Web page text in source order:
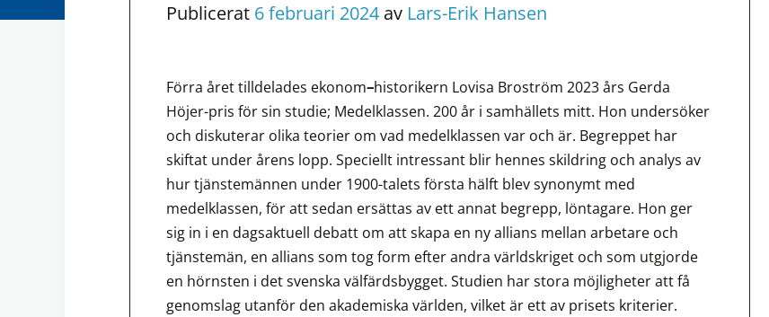
Publicerat 6 februari 2024 av Lars-Erik Hansen
Förra året tilldelades ekonom–historikern Lovisa Broström 2023 års Gerda
Höjer-pris för sin studie; Medelklassen. 200 år i samhällets mitt. Hon undersöker
och diskuterar olika teorier om vad medelklassen var och är. Begreppet har
skiftat under årens lopp. Speciellt intressant blir hennes skildring och analys av
hur tjänstemännen under 1900-talets första hälft blev synonymt med
medelklassen, för att sedan ersättas av ett annat begrepp, löntagare. Hon ger
sig in i en dagsaktuell debatt om att skapa en ny allians mellan arbetare och
tjänstemän, en allians som tog form efter andra världskriget och som utgjorde
en hörnsten i det svenska välfärdsbygget. Studien har stora möjligheter att få
genomslag utanför den akademiska världen, vilket är ett av prisets kriterier.